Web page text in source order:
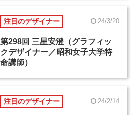
注目のデザイナー 24/3/20
第298回 三星安澄（グラフィッ
クデザイナー／昭和女子大学特
命講師）
注目のデザイナー 24/2/14